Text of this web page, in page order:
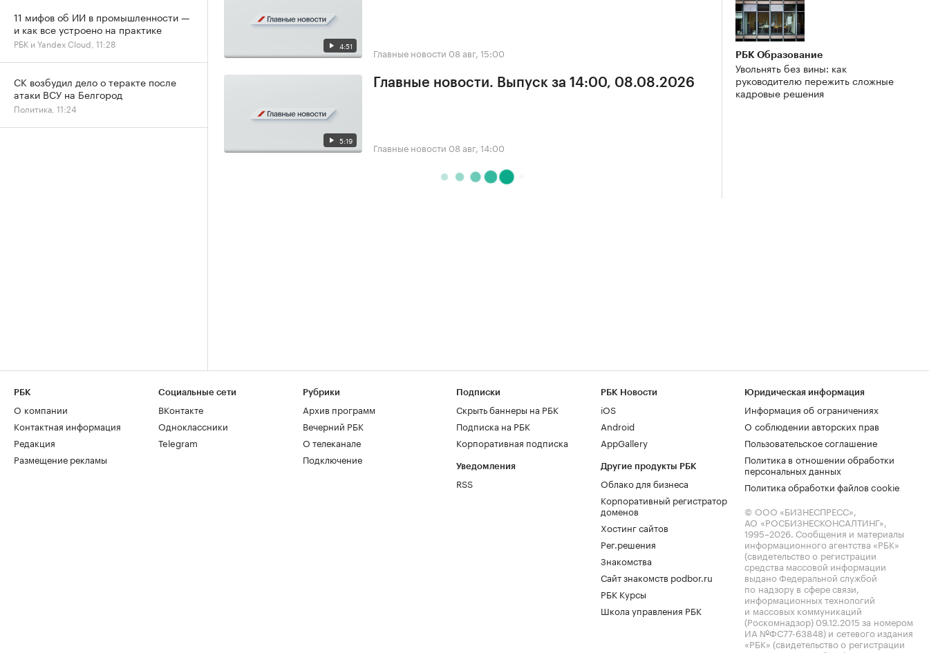
4:51 Главные новости 08 авг, 15:00
5:19
Главные новости. Выпуск за 14:00, 08.08.2026
Главные новости 08 авг, 14:00
РБК Образование
Увольнять без вины: как
руководителю пережить сложные
кадровые решения
11 мифов об ИИ в промышленности —
и как все устроено на практике
РБК и Yandex Cloud, 11:28
СК возбудил дело о теракте после
атаки ВСУ на Белгород
Политика, 11:24
РБК
О компании
Контактная информация
Редакция
Размещение рекламы
Социальные сети
ВКонтакте
Одноклассники
Telegram
Рубрики
Архив программ
Вечерний РБК
О телеканале
Подключение
Подписки
Скрыть баннеры на РБК
Подписка на РБК
Корпоративная подписка
Уведомления
RSS
РБК Новости
iOS
Android
AppGallery
Другие продукты РБК
Облако для бизнеса
Корпоративный регистратор
доменов
Хостинг сайтов
Рег.решения
Знакомства
Сайт знакомств podbor.ru
РБК Курсы
Школа управления РБК
Юридическая информация
Информация об ограничениях
О соблюдении авторских прав
Пользовательское соглашение
Политика в отношении обработки
персональных данных
Политика обработки файлов cookie
© ООО «БИЗНЕСПРЕСС»,
АО «РОСБИЗНЕСКОНСАЛТИНГ»,
1995–2026. Сообщения и материалы
информационного агентства «РБК»
(свидетельство о регистрации
средства массовой информации
выдано Федеральной службой
по надзору в сфере связи,
информационных технологий
и массовых коммуникаций
(Роскомнадзор) 09.12.2015 за номером
ИА №ФС77-63848) и сетевого издания
«РБК» (свидетельство о регистрации